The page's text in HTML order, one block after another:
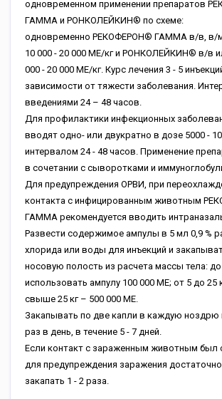
одновременном применении препаратов
ГАММА и РОНКОЛЕЙКИН® по схеме:
одновременно РЕКОФЕРОН® ГАММА в/в, в/м
10 000 - 20 000 МЕ/кг и РОНКОЛЕЙКИН® в/в
000 - 20 000 МЕ/кг. Курс лечения 3 - 5
зависимости от тяжести заболевания.
введениями 24 – 48 часов.
Для профилактики инфекционных
вводят одно- или двукратно в дозе 5000 -
интервалом 24 - 48 часов. Применение
в сочетании с сыворотками и
Для предупреждения ОРВИ, при
контакта с инфицированным животным
ГАММА рекомендуется вводить
Развести содержимое ампулы в 5 мл 0,9 %
хлорида или воды для инъекций и
носовую полость из расчета массы тела: до
использовать ампулу 100 000 МЕ; от 5 до 25
свыше 25 кг – 500 000 МЕ.
Закапывать по две капли в каждую ноздрю
раз в день, в течение 5 - 7 дней.
Если контакт с зараженным животным был
для предупреждения заражения
закапать 1 - 2 раза.